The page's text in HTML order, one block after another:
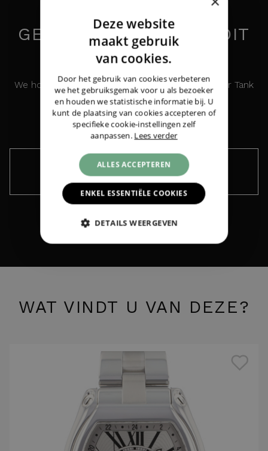
GEÏNTERESSEERD IN DIT
HORLOGE?
We houden u graag op de hoogte over de Cartier Tank
Francaise Steel MM Diamonds
Houd me op de hoogte ›
WAT VINDT U VAN DEZE?
CartierTank Francaise Steel MM Diamonds
€ 6.750,-
GERMAN
Deze website
maakt gebruik
van cookies.
Door het gebruik van cookies verbeteren
we het gebruiksgemak voor u als bezoeker
en houden we statistische informatie bij. U
kunt de plaatsing van cookies accepteren of
specifieke cookie-instellingen zelf
aanpassen. Lees verder
ALLES ACCEPTEREN
ENKEL ESSENTIËLE COOKIES
DETAILS WEERGEVEN